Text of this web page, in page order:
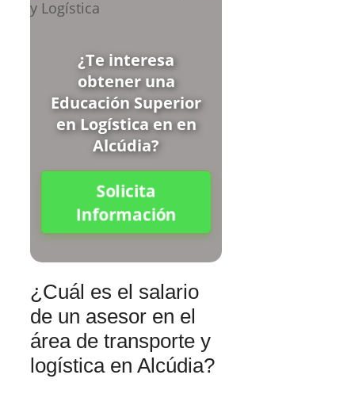
¿Te interesa
obtener una
Educación Superior
en Logística en en
Alcúdia?
Solicita
Información
¿Cuál es el salario
de un asesor en el
área de transporte y
logística en Alcúdia?